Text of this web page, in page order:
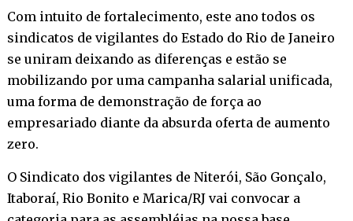
Com intuito de fortalecimento, este ano todos os
sindicatos de vigilantes do Estado do Rio de Janeiro
se uniram deixando as diferenças e estão se
mobilizando por uma campanha salarial unificada,
uma forma de demonstração de força ao
empresariado diante da absurda oferta de aumento
zero.
O Sindicato dos vigilantes de Niterói, São Gonçalo,
Itaboraí, Rio Bonito e Marica/RJ vai convocar a